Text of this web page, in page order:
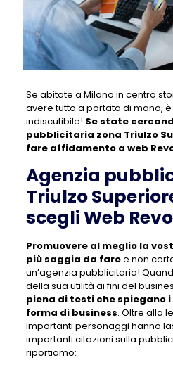
Se abitate a Milano in centro
avere tutto a portata di mano,
indiscutibile! Se state
pubblicitaria zona Triulzo
fare affidamento a web
Agenzia
Triulzo
scegli Web
Promuovere al meglio la
più saggia da faree non
un’agenzia pubblicitaria!
della sua utilità ai fini del
piena di testi che spiegano
forma di business. Oltre alla
importanti personaggi hanno
importanti citazioni sulla
riportiamo: